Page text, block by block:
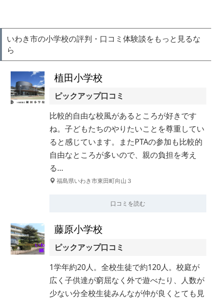
いわき市の小学校の評判・口コミ体験談をもっと見るな
ら
植田小学校
ピックアップ口コミ
比較的自由な校風があるところが好きです
ね。子どもたちのやりたいことを尊重してい
ると感じています。またPTAの参加も比較的
自由なところが多いので、親の負担を考え
る…
福島県いわき市東田町向山３
口コミを読む
藤原小学校
ピックアップ口コミ
1学年約20人。全校生徒で約120人。校庭が
広く子供達が窮屈なく外で遊べたり、人数が
少ない分全校生徒みんなが仲が良くとても見